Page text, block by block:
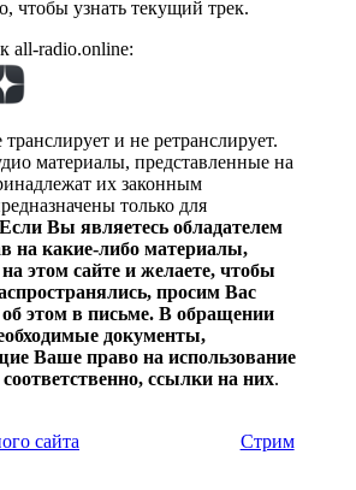
чтобы узнать текущий трек.
all-radio.online:
и не ретранслирует.
материалы, представленные на
их законным
только для
Если Вы являетесь обладателем
на какие-либо материалы,
этом сайте и желаете, чтобы
просим Вас
этом в письме. В обращении
документы,
Ваше право на использование
ссылки на них.
сайта
Стрим